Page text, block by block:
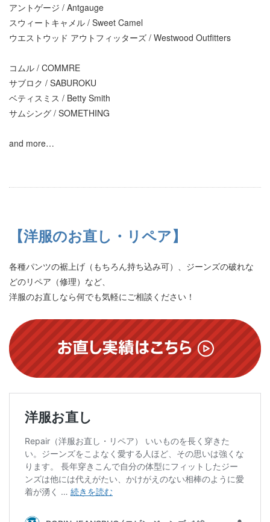
アントゲージ / Antgauge
スウィートキャメル / Sweet Camel
ウエストウッド アウトフィッターズ / Westwood Outfitters
コムル / COMMRE
サブロク / SABUROKU
ベティスミス / Betty Smith
サムシング / SOMETHING
and more…
【洋服のお直し・リペア】
各種パンツの裾上げ（もちろん持ち込み可）、ジーンズの破れな
どのリペア（修理）など、
洋服のお直しなら何でも気軽にご相談ください！